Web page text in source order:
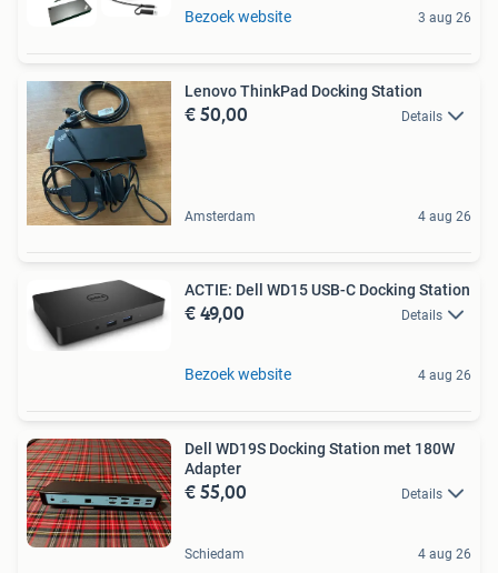
Bezoek website 3 aug 26
Lenovo ThinkPad Docking Station
€ 50,00 Details
Amsterdam 4 aug 26
ACTIE: Dell WD15 USB-C Docking Station
€ 49,00 Details
Bezoek website 4 aug 26
Dell WD19S Docking Station met 180W
Adapter
€ 55,00 Details
Schiedam 4 aug 26